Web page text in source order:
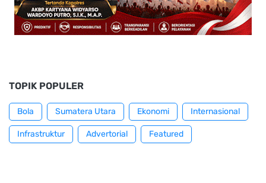
TOPIK POPULER
Bola Sumatera Utara Ekonomi Internasional
Infrastruktur Advertorial Featured